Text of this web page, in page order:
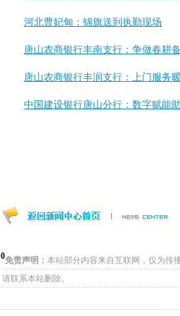
河北曹妃甸：锦旗送到执勤现场
唐山农商银行丰南支行：争做春耕
唐山农商银行丰润支行：上门服务
中国建设银行唐山分行：数字赋能
0免责声明： 本站部分内容来自互联网，仅为传
请联系本站删除。